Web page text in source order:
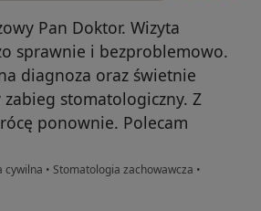
Pan Doktor. Wizyta
sprawnie i bezproblemowo.
diagnoza oraz świetnie
stomatologiczny. Z
ponownie. Polecam
cywilna • Stomatologia zachowawcza •